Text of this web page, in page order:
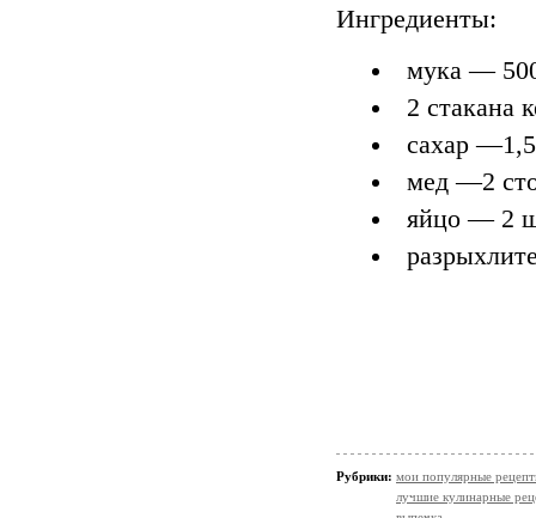
Ингредиенты:
мука —
2 стакана
сахар —1,5
мед —2
яйцо — 2
Рубрики: мои популярные
лучшие кулинарные